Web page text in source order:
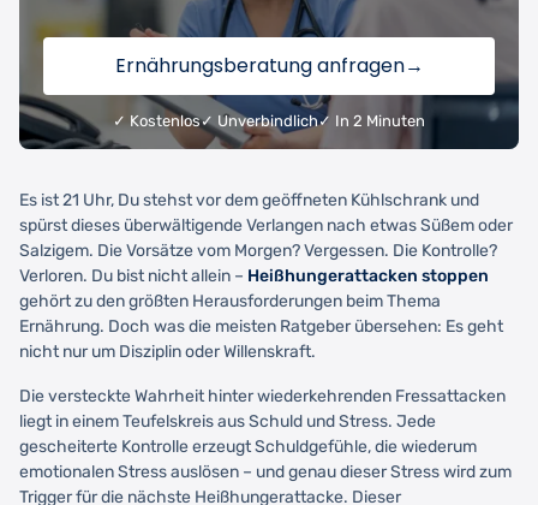
Ernährungsberatung anfragen→
✓ Kostenlos✓ Unverbindlich✓ In 2 Minuten
Es ist 21 Uhr, Du stehst vor dem geöffneten Kühlschrank und
spürst dieses überwältigende Verlangen nach etwas Süßem oder
Salzigem. Die Vorsätze vom Morgen? Vergessen. Die Kontrolle?
Verloren. Du bist nicht allein – Heißhungerattacken stoppen
gehört zu den größten Herausforderungen beim Thema
Ernährung. Doch was die meisten Ratgeber übersehen: Es geht
nicht nur um Disziplin oder Willenskraft.
Die versteckte Wahrheit hinter wiederkehrenden Fressattacken
liegt in einem Teufelskreis aus Schuld und Stress. Jede
gescheiterte Kontrolle erzeugt Schuldgefühle, die wiederum
emotionalen Stress auslösen – und genau dieser Stress wird zum
Trigger für die nächste Heißhungerattacke. Dieser